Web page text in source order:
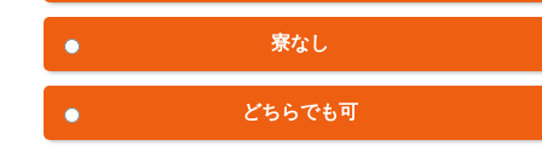
寮なし
どちらでも可